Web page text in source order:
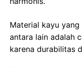
Material kayu
antara lain adalah
karena durabilitas